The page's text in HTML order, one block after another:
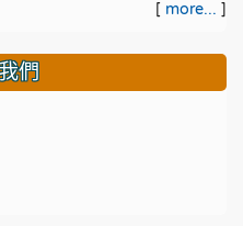
[ more... ]
們